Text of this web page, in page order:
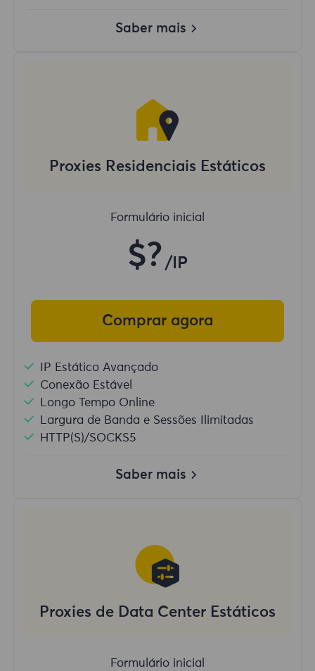
Saber mais
Proxies Residenciais Estáticos
Formulário inicial
$? /IP
Comprar agora
IP Estático Avançado
Conexão Estável
Longo Tempo Online
Largura de Banda e Sessões Ilimitadas
HTTP(S)/SOCKS5
Saber mais
Proxies de Data Center Estáticos
Formulário inicial